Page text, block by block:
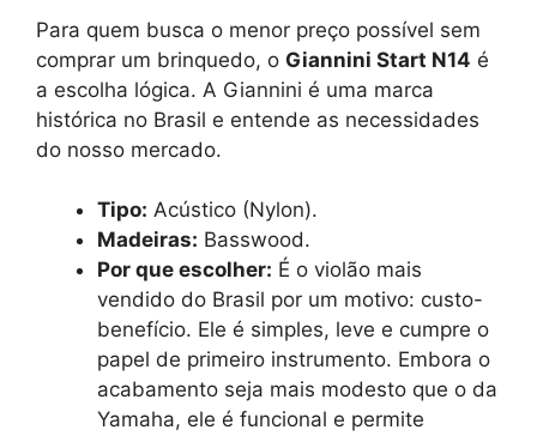
Para quem busca o menor preço possível sem
comprar um brinquedo, o Giannini Start N14 é
a escolha lógica. A Giannini é uma marca
histórica no Brasil e entende as necessidades
do nosso mercado.
Tipo: Acústico (Nylon).
Madeiras: Basswood.
Por que escolher: É o violão mais
vendido do Brasil por um motivo: custo-
benefício. Ele é simples, leve e cumpre o
papel de primeiro instrumento. Embora o
acabamento seja mais modesto que o da
Yamaha, ele é funcional e permite